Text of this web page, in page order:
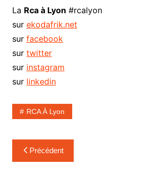
La Rca à Lyon #rcalyon
sur ekodafrik.net
sur facebook
sur twitter
sur instagram
sur linkedin
RCA À Lyon
Navigation
de
Précédent